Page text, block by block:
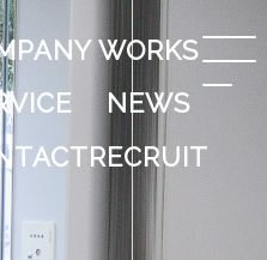
WORKS
NEWS
RECRUIT